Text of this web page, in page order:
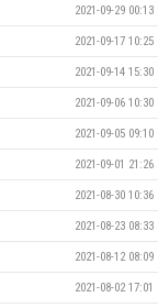
2021-09-29 00:13
2021-09-17 10:25
2021-09-14 15:30
2021-09-06 10:30
2021-09-05 09:10
2021-09-01 21:26
2021-08-30 10:36
2021-08-23 08:33
2021-08-12 08:09
2021-08-02 17:01